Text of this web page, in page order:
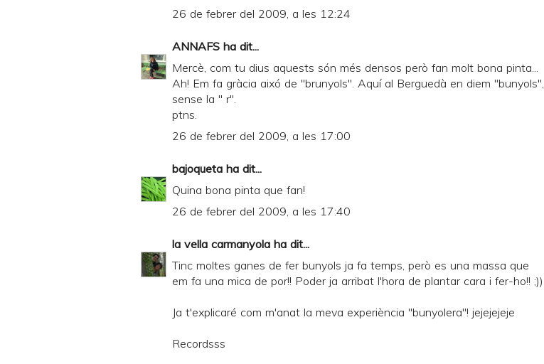
26 de febrer del 2009, a les 12:24
ANNAFS ha dit...
Mercè, com tu dius aquests són més densos però fan molt bona pinta...
Ah! Em fa gràcia aixó de "brunyols". Aquí al Berguedà en diem "bunyols",
sense la " r".
ptns.
26 de febrer del 2009, a les 17:00
bajoqueta ha dit...
Quina bona pinta que fan!
26 de febrer del 2009, a les 17:40
la vella carmanyola ha dit...
Tinc moltes ganes de fer bunyols ja fa temps, però es una massa que
em fa una mica de por!! Poder ja arribat l'hora de plantar cara i fer-ho!! ;))
Ja t'explicaré com m'anat la meva experiència "bunyolera"! jejejejeje
Recordsss